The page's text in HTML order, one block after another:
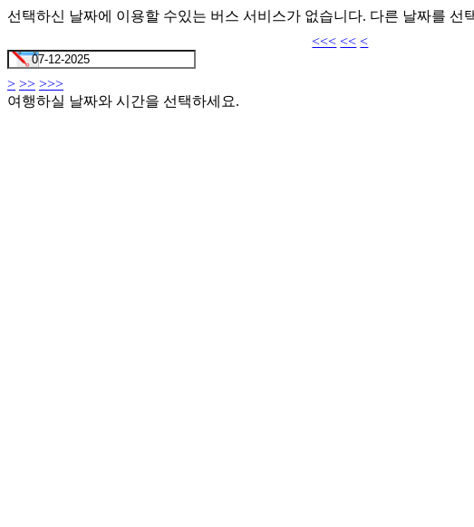
선택하신 날짜에 이용할 수있는 버스 서비스가 없습니다. 다른 날짜를 선
<<< << <
> >> >>>
여행하실 날짜와 시간을 선택하세요.